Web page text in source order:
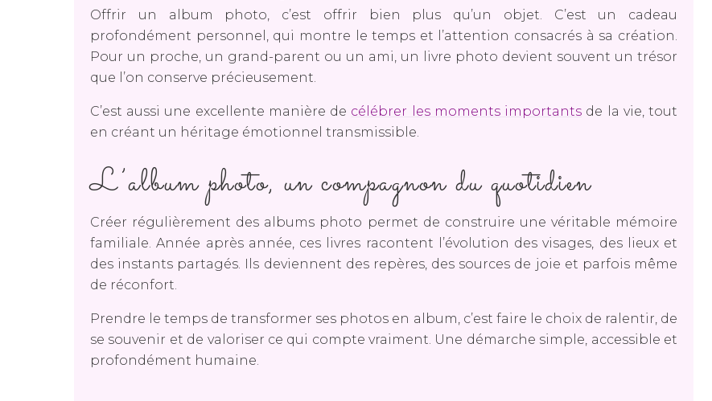
Offrir un album photo, c’est offrir bien plus qu’un objet. C’est un cadeau
profondément personnel, qui montre le temps et l’attention consacrés à sa création.
Pour un proche, un grand-parent ou un ami, un livre photo devient souvent un trésor
que l’on conserve précieusement.
C’est aussi une excellente manière de célébrer les moments importants de la vie, tout
en créant un héritage émotionnel transmissible.
L’album photo, un compagnon du quotidien
Créer régulièrement des albums photo permet de construire une véritable mémoire
familiale. Année après année, ces livres racontent l’évolution des visages, des lieux et
des instants partagés. Ils deviennent des repères, des sources de joie et parfois même
de réconfort.
Prendre le temps de transformer ses photos en album, c’est faire le choix de ralentir, de
se souvenir et de valoriser ce qui compte vraiment. Une démarche simple, accessible et
profondément humaine.